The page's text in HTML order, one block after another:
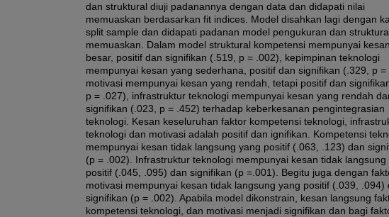
dan struktural diuji padanannya dengan data dan didapati nilai
memuaskan berdasarkan fit indices. Model disahkan lagi dengan
split sample dan didapati padanan model pengukuran dan
memuaskan. Dalam model struktural kompetensi mempunyai
besar, positif dan signifikan (.519, p = .002), kepimpinan teknologi
mempunyai kesan yang sederhana, positif dan signifikan (.329, p =
motivasi mempunyai kesan yang rendah, tetapi positif dan
p = .027), infrastruktur teknologi mempunyai kesan yang rendah
signifikan (.023, p = .452) terhadap keberkesanan pengintegrasian
teknologi. Kesan keseluruhan faktor kompetensi teknologi,
teknologi dan motivasi adalah positif dan ignifikan. Kompetensi
mempunyai kesan tidak langsung yang positif (.063, .123) dan
(p = .002). Infrastruktur teknologi mempunyai kesan tidak langsung
positif (.045, .095) dan signifikan (p =.001). Begitu juga dengan
motivasi mempunyai kesan tidak langsung yang positif (.039, .094)
signifikan (p = .002). Apabila model dikonstrain, kesan langsung
kompetensi teknologi, dan motivasi menjadi signifikan dan bagi